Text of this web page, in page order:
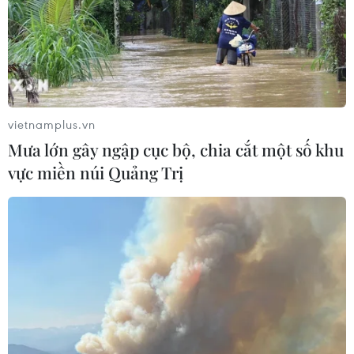
Hormuz: Đòn bẩy chiến lược mới của
Iran
06/08/2026 04:36
Xung đột Hamas-Israel: Israel chưa
chấp thuận kế hoạch về Dải Gaza
06/08/2026 03:45
Mỹ dỡ bỏ lệnh trừng phạt đối với
hãng hàng không Iraq
Iran và Oman đạt thỏa thuận về
vietnamplus.vn
Mưa lớn gây ngập cục bộ, chia cắt một số khu
vực miền núi Quảng Trị